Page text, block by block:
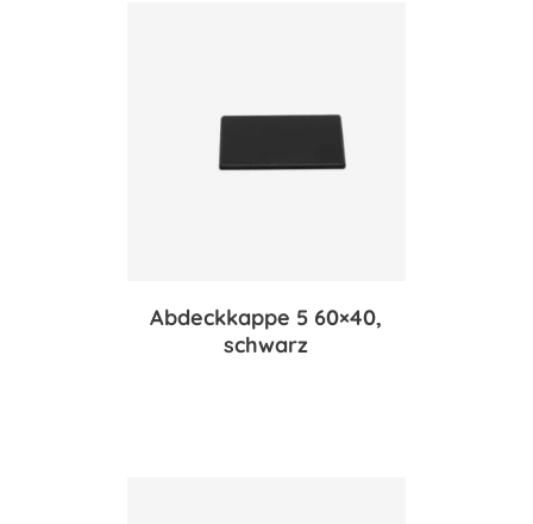
Abdeckkappe 5 60×40,
schwarz